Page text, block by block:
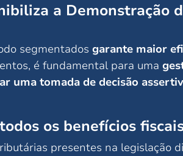
a Demonstração
segmentados garante maior
é fundamental para uma
uma tomada de decisão
os benefícios
presentes na legislação